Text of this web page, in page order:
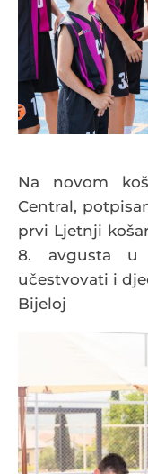
Na novom
Central,
prvi Ljetnji
8. avgusta
učestvovati i
Bijeloj